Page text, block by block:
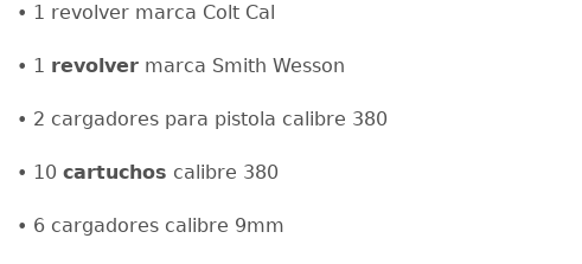
• 1 revolver marca Colt Cal
• 1 revolver marca Smith Wesson⁠
• 2 cargadores para pistola calibre 380⁠
• 10 cartuchos calibre 380
• 6 cargadores calibre 9mm